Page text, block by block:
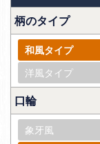
柄のタイプ
和風タイプ
洋風タイプ
口輪
象牙風